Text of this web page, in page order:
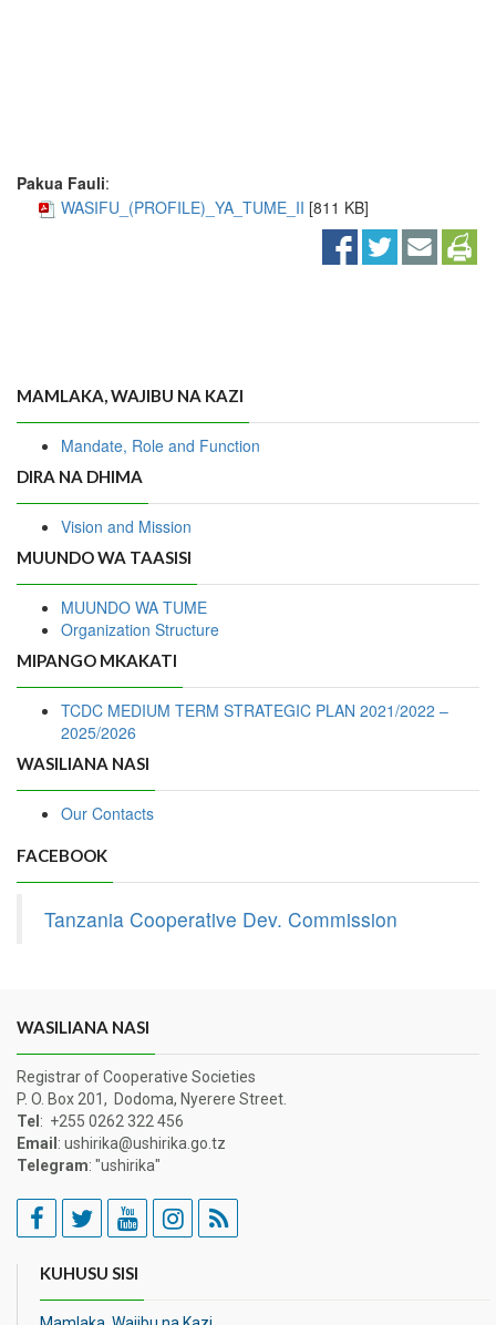
Pakua Fauli:
WASIFU_(PROFILE)_YA_TUME_II [811 KB]
MAMLAKA, WAJIBU NA KAZI
Mandate, Role and Function
DIRA NA DHIMA
Vision and Mission
MUUNDO WA TAASISI
MUUNDO WA TUME
Organization Structure
MIPANGO MKAKATI
TCDC MEDIUM TERM STRATEGIC PLAN 2021/2022 –
2025/2026
WASILIANA NASI
Our Contacts
FACEBOOK
Tanzania Cooperative Dev. Commission
WASILIANA NASI
Registrar of Cooperative Societies
P. O. Box 201, Dodoma, Nyerere Street.
Tel : +255 0262 322 456
Email : ushirika@ushirika.go.tz
Telegram: "ushirika"
KUHUSU SISI